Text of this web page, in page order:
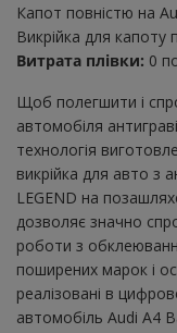
Капот повністю на
Викрійка для капоту
Витрата плівки: 0
Щоб полегшити і
автомобіля
технологія
викрійка для авто з
LEGEND на
дозволяє значно
роботи з
поширених марок і
реалізовані в
автомобіль Audi A4